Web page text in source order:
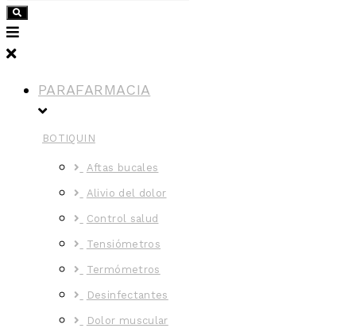
PARAFARMACIA
BOTIQUIN
Aftas bucales
Alivio del dolor
Control salud
Tensiómetros
Termómetros
Desinfectantes
Dolor muscular